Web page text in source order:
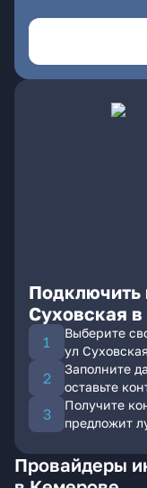
Подключить
Суховская
Выберите
ул Суховская
Заполните
оставьте
Получите
предложит
Провайдеры